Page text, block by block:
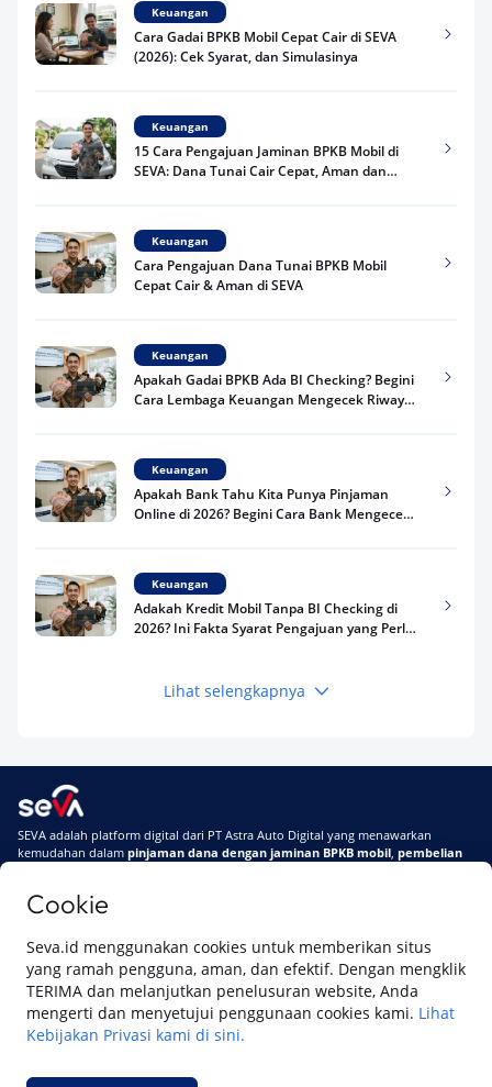
Cookie
Seva.id menggunakan cookies untuk memberikan situs
yang ramah pengguna, aman, dan efektif. Dengan mengklik
TERIMA dan melanjutkan penelusuran website, Anda
mengerti dan menyetujui penggunaan cookies kami. Lihat
Kebijakan Privasi kami di sini.
Keuangan
Cara Gadai BPKB Mobil Cepat Cair di SEVA
(2026): Cek Syarat, dan Simulasinya
Keuangan
15 Cara Pengajuan Jaminan BPKB Mobil di
SEVA: Dana Tunai Cair Cepat, Aman dan
Keuangan
Cara Pengajuan Dana Tunai BPKB Mobil
Cepat Cair & Aman di SEVA
Keuangan
Apakah Gadai BPKB Ada BI Checking? Begini
Cara Lembaga Keuangan Mengecek Riwayat
Keuangan
Apakah Bank Tahu Kita Punya Pinjaman
Online di 2026? Begini Cara Bank Mengecek
Keuangan
Adakah Kredit Mobil Tanpa BI Checking di
2026? Ini Fakta Syarat Pengajuan yang Perlu
Keuangan
Terpercaya
Telat Bayar Pinjol 2 Hari, Apakah Langsung
Masuk BI Checking? Simak Peraturan
Lihat selengkapnya
SEVA adalah platform digital dari PT Astra Auto Digital yang menawarkan
kemudahan dalam pinjaman dana dengan jaminan BPKB mobil, pembelian
Di SEVA, BPKB mobilmu #BisaJadiDuit
Tentang SEVASyarat & Ketentuan
Pemberitahuan Privasi